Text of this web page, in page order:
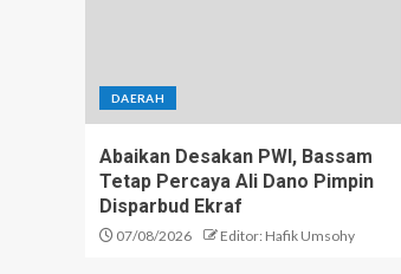
DAERAH
Abaikan Desakan PWI, Bassam
Tetap Percaya Ali Dano Pimpin
Disparbud Ekraf
07/08/2026 Editor: Hafik Umsohy